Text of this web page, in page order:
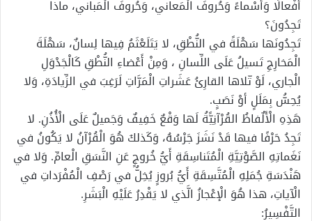
أَفْعالًا وَأَسْماءً وَحُروفَ الْمَعاني، وَحُروفَ الْمَباني، ماذا
تَجِدُونَ؟
تَجِدُونَها سَهْلَةً في النُّطْقِ، لا يَتَلَعْثَمُ فِيها لِسانٌ، سَهْلَةَ
الْمَخارِجِ تَسيلُ عَلَى اللِّسانِ ، وَمِنْ أَعْضاءِ النُّطْقِ كَالْجَدْوَلِ
الْجاري، لَوْ تّلاها القارِئُ عَشَراتِ الْمَرَّاتِ لَرَغِبَ في الزِّيادَةِ، وَلا
يُحِسُّ بِمَلَلٍ أوْ نَصَبٍ.
هَذِهِ الْأَلٌفاظُ القُرْآنِيًّةُ لَها وَقْعٌ خَفِيفٌ وَجَميلٌ عَلَى الْأُذُنِ. لا
تَجِدُ حَرْفًا فيها قَدْ نَشَزَ جَرْسُهُ، وَكَذلكَ هُوَ الْقُرْآنُ لا يَكُونُ في
نَغَماتِهِ الصَّوْتِيَّةِ الْمُتَناسِقَةِ أَيُّ خُروجٍ عَنِ النَّسَقِ الْعامِّ. وَلا في
هَنْدَسَةِ جُمَلِهِ الْمُتَّسِقَةِ أَيُّ بُروزٍ يُخِلُّ في رَصْفِ الْمُفْرَداتِ في
الْآياتِ، هذا هُوَ الْإعْجازُ الَّذي لا يَقْدِرُ عَلَيْهِ الْبَشَرِ.
التَّفْسِيرُ: